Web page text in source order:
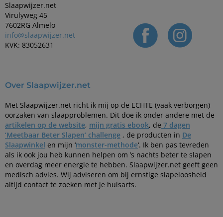
Slaapwijzer.net
Virulyweg 45
7602RG Almelo
info@slaapwijzer.net
KVK: 83052631
Over Slaapwijzer.net
Met Slaapwijzer.net richt ik mij op de ECHTE (vaak verborgen)
oorzaken van slaapproblemen. Dit doe ik onder andere met de
artikelen op de website, mijn gratis ebook, de 7 dagen
‘Meetbaar Beter Slapen’ challenge , de producten in De
Slaapwinkel en mijn ‘monster-methode‘. Ik ben pas tevreden
als ik ook jou heb kunnen helpen om ’s nachts beter te slapen
en overdag meer energie te hebben. Slaapwijzer.net geeft geen
medisch advies. Wij adviseren om bij ernstige slapeloosheid
altijd contact te zoeken met je huisarts.